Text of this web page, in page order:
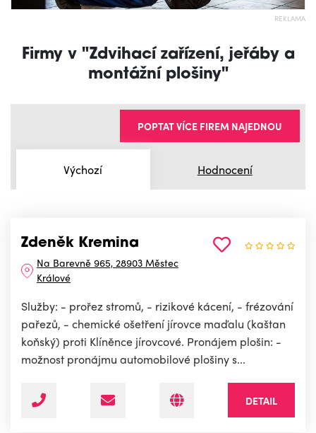
REKLAMA
Firmy v "Zdvihací zařízení, jeřáby a
montážní plošiny"
Výchozí Hodnocení
POPTAT VÍCE FIREM NAJEDNOU
Zdeněk Kremina
Na Barevně 965, 28903 Městec
Králové
Služby: - prořez stromů, - rizikové kácení, - frézování
pařezů, - chemické ošetření jírovce maďalu (kaštan
koňský) proti Klíněnce jírovcové. Pronájem plošin: -
možnost pronájmu automobilové plošiny s...
DETAIL